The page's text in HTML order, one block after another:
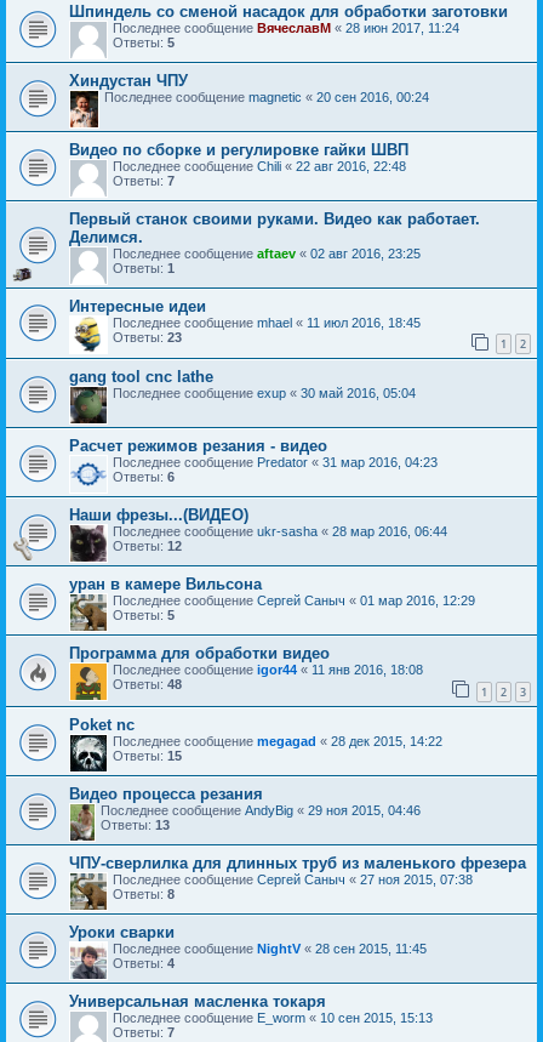
Шпиндель со сменой насадок для обработки заготовки
Последнее сообщение ВячеславМ « 28 июн 2017, 11:24
Ответы: 5
Хиндустан ЧПУ
Последнее сообщение magnetic « 20 сен 2016, 00:24
Видео по сборке и регулировке гайки ШВП
Последнее сообщение Chili « 22 авг 2016, 22:48
Ответы: 7
Первый станок своими руками. Видео как работает.
Делимся.
Последнее сообщение aftaev « 02 авг 2016, 23:25
Ответы: 1
Интересные идеи
Последнее сообщение mhael « 11 июл 2016, 18:45
Ответы: 23 1 2
gang tool cnc lathe
Последнее сообщение exup « 30 май 2016, 05:04
Расчет режимов резания - видео
Последнее сообщение Predator « 31 мар 2016, 04:23
Ответы: 6
Наши фрезы...(ВИДЕО)
Последнее сообщение ukr-sasha « 28 мар 2016, 06:44
Ответы: 12
уран в камере Вильсона
Последнее сообщение Сергей Саныч « 01 мар 2016, 12:29
Ответы: 5
Программа для обработки видео
Последнее сообщение igor44 « 11 янв 2016, 18:08
Ответы: 48 1 2 3
Poket nc
Последнее сообщение megagad « 28 дек 2015, 14:22
Ответы: 15
Видео процесса резания
Последнее сообщение AndyBig « 29 ноя 2015, 04:46
Ответы: 13
ЧПУ-сверлилка для длинных труб из маленького фрезера
Последнее сообщение Сергей Саныч « 27 ноя 2015, 07:38
Ответы: 8
Уроки сварки
Последнее сообщение NightV « 28 сен 2015, 11:45
Ответы: 4
Универсальная масленка токаря
Последнее сообщение E_worm « 10 сен 2015, 15:13
Ответы: 7